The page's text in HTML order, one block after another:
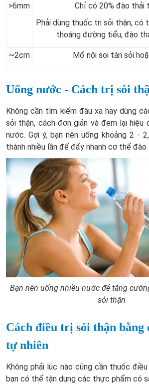
>6mm
Chỉ có 20% đào thải
Phải dùng thuốc trị sỏi thận, có
thoáng đường tiểu, đào
~2cm Mổ nội soi tán sỏi
Uống nước - Cách trị sỏi
Không cần tìm kiếm đâu xa hay dùng
sỏi thận, cách đơn giản và đem lại hiệu
nước. Gợi ý, bạn nên uống khoảng 2 -
thành nhiều lần để đẩy nhanh cơ thể
Bạn nên uống nhiều nước đẻ tăng
sỏi thận
Cách điều trị sỏi thận bằng
tự nhiên
Không phải lúc nào cũng cần thuốc
bạn có thể tận dụng các thực phẩm có